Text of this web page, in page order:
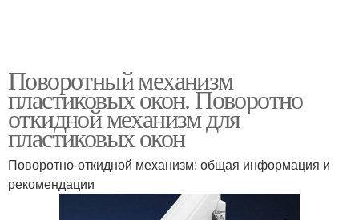
Поворотный механизм
пластиковых окон. Поворотно
откидной механизм для
пластиковых окон
Поворотно-откидной механизм: общая информация и
рекомендации